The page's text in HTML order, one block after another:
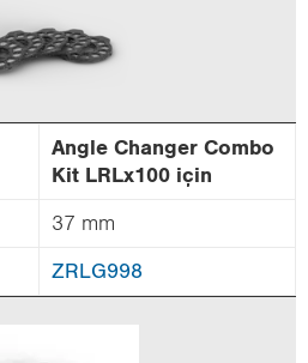
Angle Chan­ger Combo
Kit LRLx100 için
37 mm
ZRLG998